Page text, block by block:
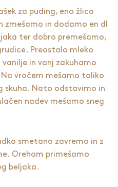
za puding, eno žlico
zmešamo in dodamo en dl
ter dobro premešamo,
Preostalo mleko
vanilje in vanj zakuhamo
Na vročem mešamo toliko
skuha. Nato odstavimo in
nadev mešamo sneg
smetano zavremo in z
Orehom primešamo
beljaka.